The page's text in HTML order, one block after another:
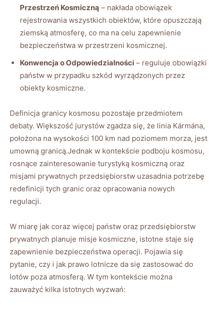
Przestrzeń Kosmiczną – nakłada obowiązek
rejestrowania wszystkich obiektów, które opuszczają
ziemską atmosferę, co ma na celu zapewnienie
bezpieczeństwa w przestrzeni kosmicznej.
Konwencja o Odpowiedzialności – reguluje obowiązki
państw w przypadku szkód wyrządzonych przez
obiekty kosmiczne.
Definicja granicy kosmosu pozostaje przedmiotem
debaty. Większość jurystów zgadza się, że linia Kármána,
położona na wysokości 100 km nad poziomem morza, jest
umowną granicą.Jednak w kontekście podboju kosmosu,
rosnące zainteresowanie turystyką kosmiczną oraz
misjami prywatnych przedsiębiorstw uzasadnia potrzebę
redefinicji tych granic oraz opracowania nowych
regulacji.
W miarę jak coraz więcej państw oraz przedsiębiorstw
prywatnych planuje misje kosmiczne, istotne staje się
zapewnienie bezpieczeństwa operacji. Pojawia się
pytanie, czy i jak prawo lotnicze da się zastosować do
lotów poza atmosferą. W tym kontekście można
zauważyć kilka istotnych wyzwań: